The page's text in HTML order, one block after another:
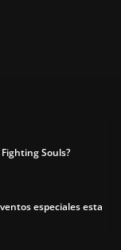
Souls?
especiales esta